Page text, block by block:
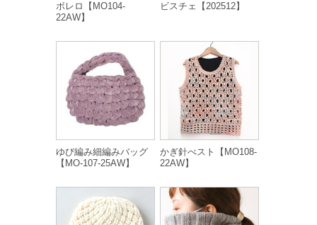
ボレロ【MO104-
22AW】
ビスチェ【202512】
ゆび編み細編みバッグ
【MO-107-25AW】
かぎ針べスト【MO108-
22AW】